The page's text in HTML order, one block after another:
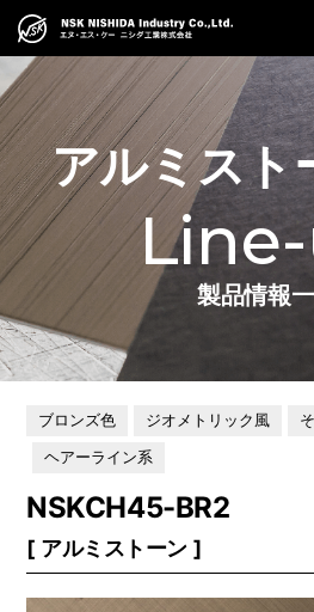
アルミスト
製品情報
ブロンズ色 ジオメトリック風
ヘアーライン系
NSKCH45-BR2
アルミストーン